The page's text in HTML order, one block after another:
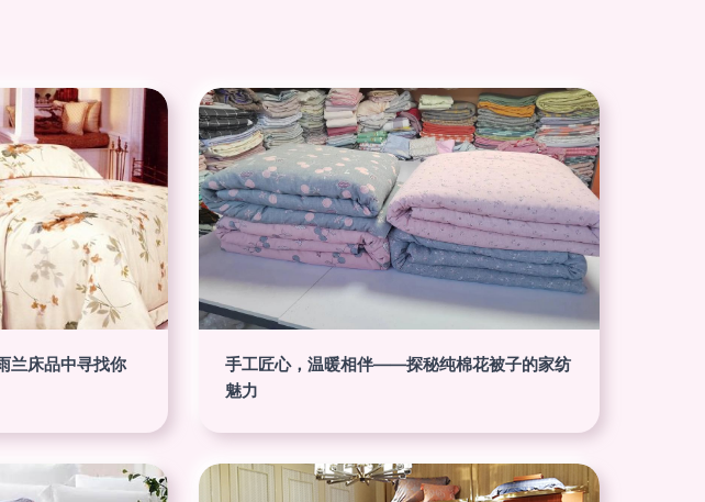
兰床品中寻找你
手工匠心，温暖相伴——探秘纯棉花被子的家纺
魅力